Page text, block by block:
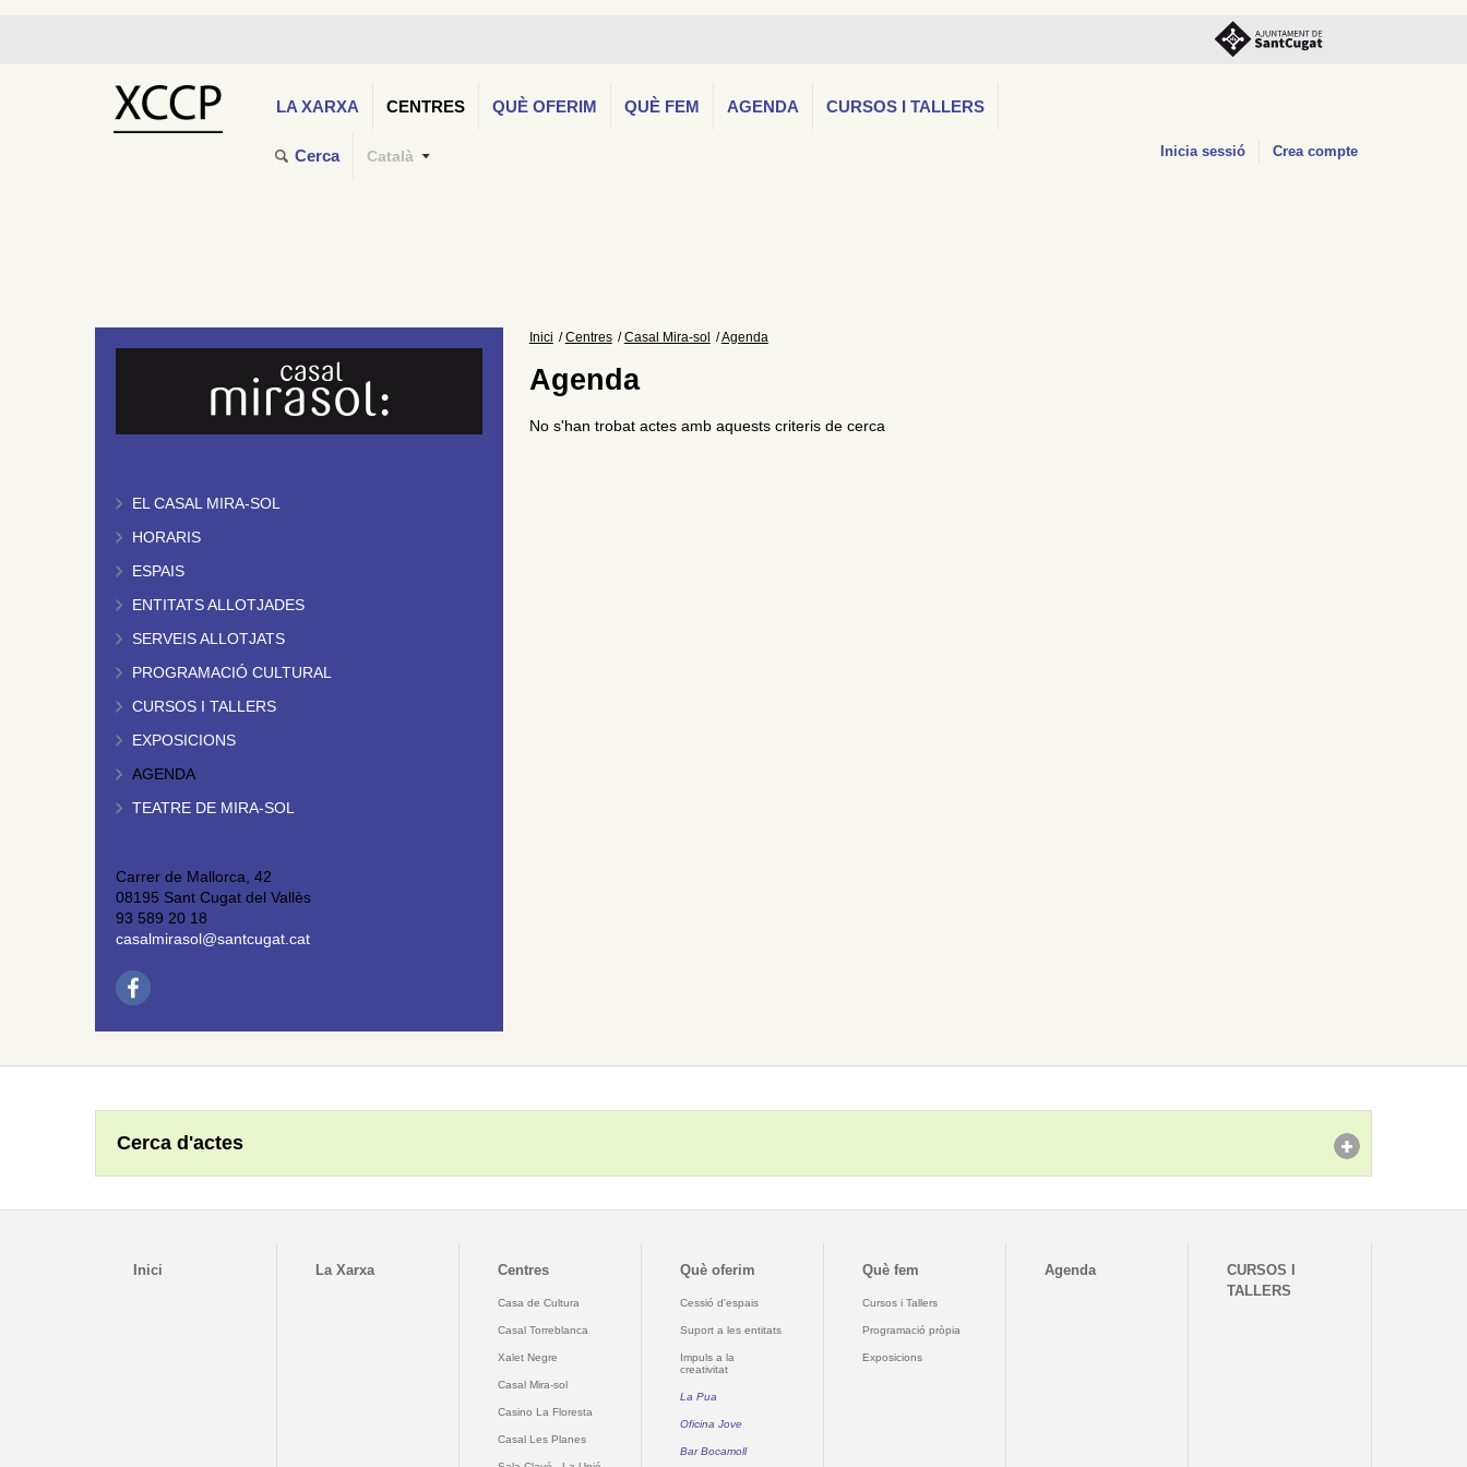
LA XARXA CENTRES QUÈ OFERIM QUÈ FEM AGENDA CURSOS I TALLERS
Cerca Català Inicia sessió Crea compte
EL CASAL MIRA-SOL
HORARIS
ESPAIS
ENTITATS ALLOTJADES
SERVEIS ALLOTJATS
PROGRAMACIÓ CULTURAL
CURSOS I TALLERS
EXPOSICIONS
AGENDA
TEATRE DE MIRA-SOL
Carrer de Mallorca, 42
08195 Sant Cugat del Vallès
93 589 20 18
casalmirasol@santcugat.cat
Inici Centres Casal Mira-sol Agenda
Agenda
No s'han trobat actes amb aquests criteris de cerca
Cerca d'actes
Inici La Xarxa Centres
Casa de Cultura
Casal Torreblanca
Xalet Negre
Casal Mira-sol
Casino La Floresta
Casal Les Planes
Què oferim
Cessió d'espais
Suport a les entitats
Impuls a la
creativitat
La Pua
Oficina Jove
Bar Bocamoll
Què fem
Cursos i Tallers
Programació pròpia
Exposicions
Agenda
CURSOS I
TALLERS